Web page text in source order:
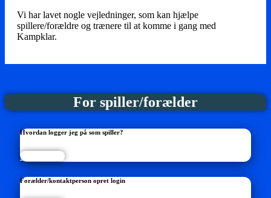
Vi har lavet nogle vejledninger, som kan hjælpe
spillere/forældre og trænere til at komme i gang med
Kampklar.
For spiller/forælder
Hvordan logger jeg på som spiller?
Læs mere...
Forælder/kontaktperson opret login